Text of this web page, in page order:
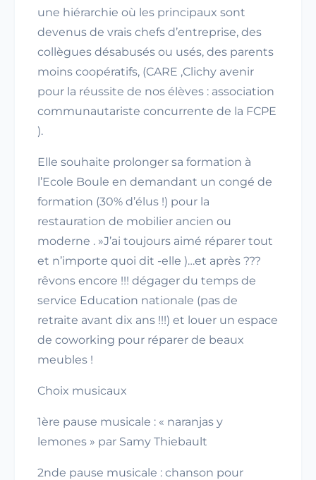
une hiérarchie où les principaux sont
devenus de vrais chefs d’entreprise, des
collègues désabusés ou usés, des parents
moins coopératifs, (CARE ,Clichy avenir
pour la réussite de nos élèves : association
communautariste concurrente de la FCPE
).
Elle souhaite prolonger sa formation à
l’Ecole Boule en demandant un congé de
formation (30% d’élus !) pour la
restauration de mobilier ancien ou
moderne . »J’ai toujours aimé réparer tout
et n’importe quoi dit -elle )…et après ???
rêvons encore !!! dégager du temps de
service Education nationale (pas de
retraite avant dix ans !!!) et louer un espace
de coworking pour réparer de beaux
meubles !
Choix musicaux
1ère pause musicale : « naranjas y
lemones » par Samy Thiebault
2nde pause musicale : chanson pour